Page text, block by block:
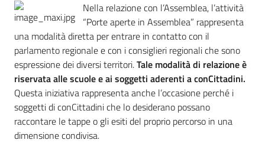
Nella relazione con l’Assemblea, l’attività
“Porte aperte in Assemblea” rappresenta
una modalità diretta per entrare in contatto con il
parlamento regionale e con i consiglieri regionali che sono
espressione dei diversi territori.Tale modalità di relazione è
riservata alle scuole e ai soggetti aderenti a conCittadini.
Questa iniziativa rappresenta anche l’occasione perché i
soggetti di conCittadini che lo desiderano possano
raccontare le tappe o gli esiti del proprio percorso in una
dimensione condivisa.